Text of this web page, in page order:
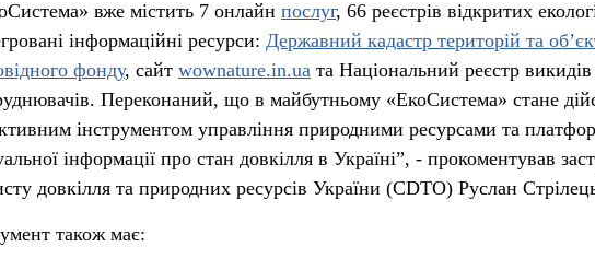
вже містить 7 онлайн послуг, 66 реєстрів відкритих
інформаційні ресурси: Державний кадастр територій та
фонду, сайт wownature.in.ua та Національний реєстр
Переконаний, що в майбутньому «ЕкоСистема» стане
інструментом управління природними ресурсами та
інформації про стан довкілля в Україні”, - прокоментував
довкілля та природних ресурсів України (CDTO) Руслан
також має: